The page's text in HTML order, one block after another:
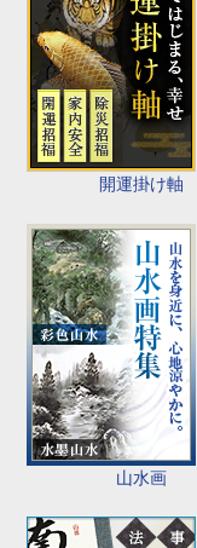
開運掛け軸
山水画